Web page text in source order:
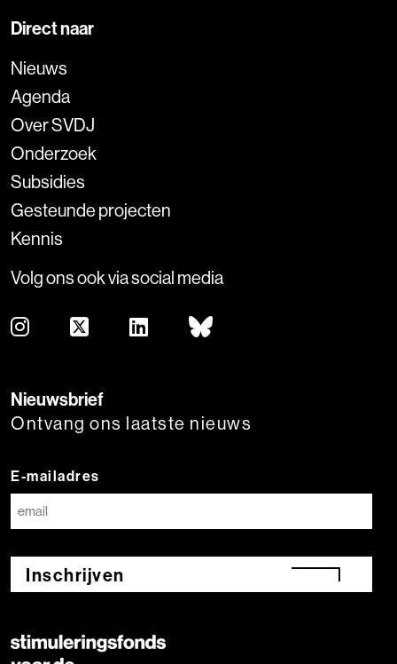
Direct naar
Nieuws
Agenda
Over SVDJ
Onderzoek
Subsidies
Gesteunde projecten
Kennis
Volg ons ook via social media
Nieuwsbrief
Ontvang ons laatste nieuws
E-mailadres
Inschrijven